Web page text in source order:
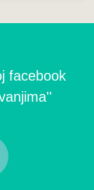
facebook